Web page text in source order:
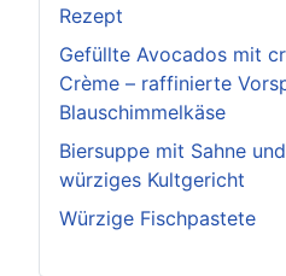
Rezept
Gefüllte Avocados mit
Crème – raffinierte
Blauschimmelkäse
Biersuppe mit Sahne
würziges Kultgericht
Würzige Fischpastete